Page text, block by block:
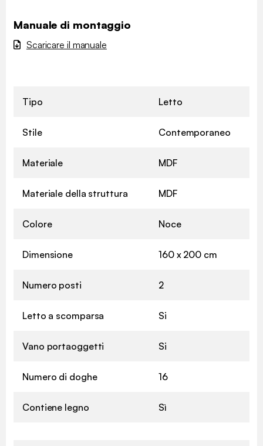
Manuale di montaggio
Scaricare il manuale
Tipo Letto
Stile Contemporaneo
Materiale MDF
Materiale della struttura MDF
Colore Noce
Dimensione 160 x 200 cm
Numero posti 2
Letto a scomparsa Si
Vano portaoggetti Si
Numero di doghe 16
Contiene legno Sì